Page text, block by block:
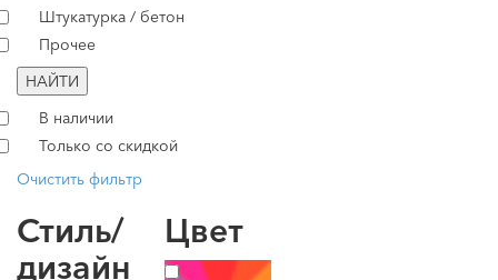
Штукатурка / бетон
Прочее
НАЙТИ
В наличии
Только со скидкой
Очистить фильтр
Стиль/
дизайн
Цвет